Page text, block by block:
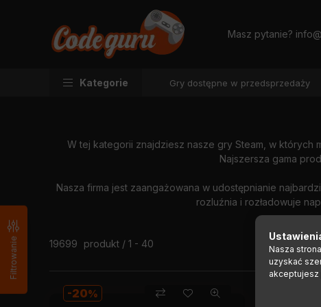
Masz pytanie?
Kategorie Gry dostępne w przedsprzedaży
Filtrowanie
Oprogramowania do gier
STEAM
W tej kategorii znajdziesz nasze gry Steam, w których
Najszersza gama
Nasza firma jest zaangażowana w udostępnianie
rozluźnia i rozładowuje
Wszystkie produkty w kategorii
19699 produkt 1 40
20
Nasza
uzyskać
akceptujesz